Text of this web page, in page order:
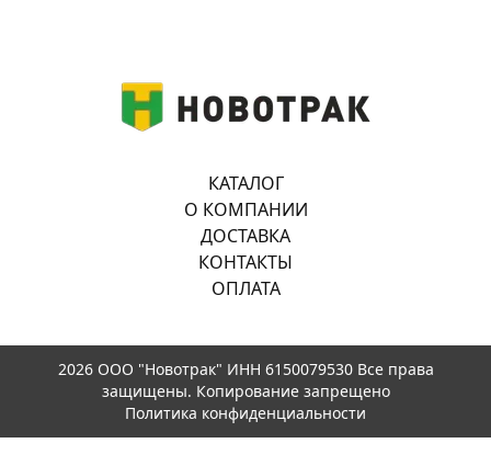
КАТАЛОГ
О КОМПАНИИ
ДОСТАВКА
КОНТАКТЫ
ОПЛАТА
2026 ООО "Новотрак" ИНН 6150079530 Все права
защищены. Копирование запрещено
Политика конфиденциальности